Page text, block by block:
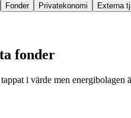
Fonder Privatekonomi Externa
fonder
i värde men